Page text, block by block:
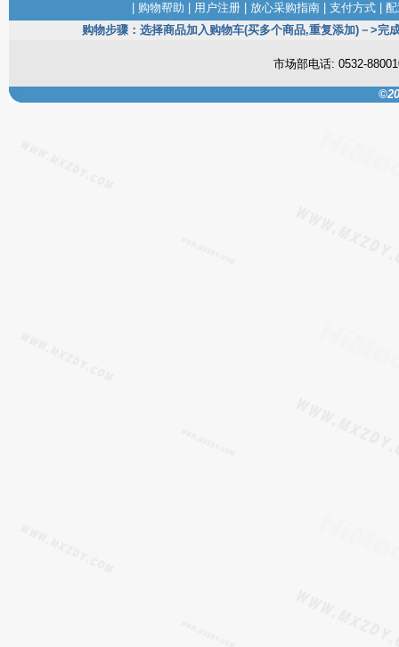
购物帮助 用户注册 放心采购指南 支付方式
购物步骤：选择商品加入购物车(买多个商品,重复添加)－>
市场部电话: 0532-